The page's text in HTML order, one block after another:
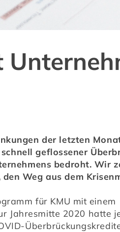
der letzten
geflossener
bedroht. Wir
Weg aus dem
für KMU mit einem
Jahresmitte 2020 hatte